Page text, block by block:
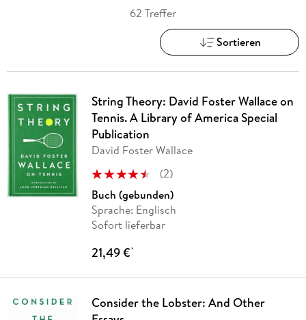
62 Treffer
Sortieren
String Theory: David Foster Wallace on
Tennis. A Library of America Special
Publication
David Foster Wallace
(2)
Buch (gebunden)
Sprache: Englisch
Sofort lieferbar
21,49 €*
Consider the Lobster: And Other